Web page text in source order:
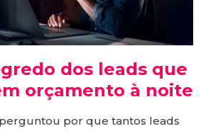
dos leads que
orçamento à noite
por que tantos leads